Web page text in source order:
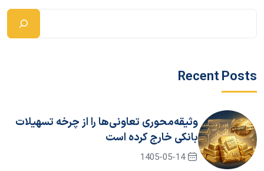
Recent Posts
وثیقه‌محوری تعاونی‌ها را از چرخه تسهیلات
بانکی خارج کرده است
1405-05-14